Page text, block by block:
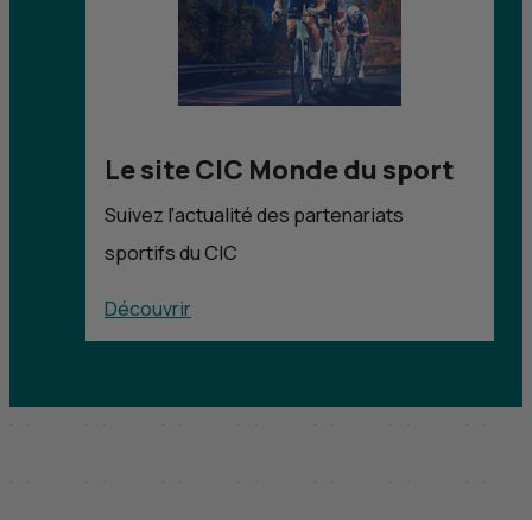
Le siteCIC Monde du sport
Suivez l’actualité des partenariats
sportifs duCIC
Découvrir